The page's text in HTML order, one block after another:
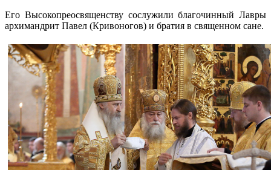
Его Высокопреосвященству сослужили благочинный Лавры
архимандрит Павел (Кривоногов) и братия в священном сане.